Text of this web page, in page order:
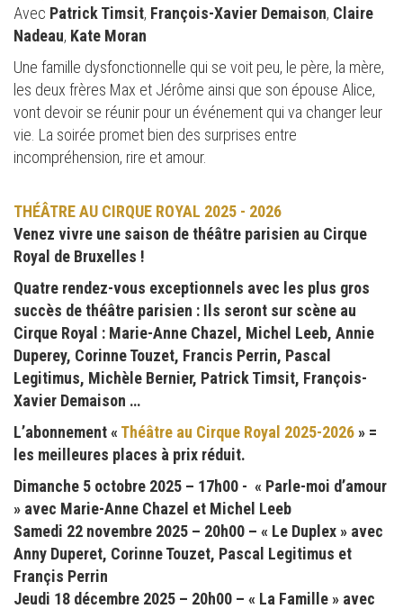
Avec Patrick Timsit, François-Xavier Demaison, Claire
Nadeau, Kate Moran
Une famille dysfonctionnelle qui se voit peu, le père, la mère,
les deux frères Max et Jérôme ainsi que son épouse Alice,
vont devoir se réunir pour un événement qui va changer leur
vie. La soirée promet bien des surprises entre
incompréhension, rire et amour.
THÉÂTRE AU CIRQUE ROYAL 2025 - 2026
Venez vivre une saison de théâtre parisien au Cirque
Royal de Bruxelles !
Quatre rendez-vous exceptionnels avec les plus gros
succès de théâtre parisien : Ils seront sur scène au
Cirque Royal : Marie-Anne Chazel, Michel Leeb, Annie
Duperey, Corinne Touzet, Francis Perrin, Pascal
Legitimus, Michèle Bernier, Patrick Timsit, François-
Xavier Demaison …
L’abonnement « Théâtre au Cirque Royal 2025-2026 » =
les meilleures places à prix réduit.
Dimanche 5 octobre 2025 – 17h00 - « Parle-moi d’amour
» avec Marie-Anne Chazel et Michel Leeb
Samedi 22 novembre 2025 – 20h00 – « Le Duplex » avec
Anny Duperet, Corinne Touzet, Pascal Legitimus et
Françis Perrin
Jeudi 18 décembre 2025 – 20h00 – « La Famille » avec